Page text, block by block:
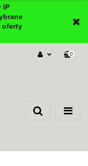
IP
oferty
Zgody cookies
0